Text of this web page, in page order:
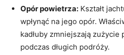
Opór powietrza: Kształt
wpłynąć na jego opór.
kadłuby zmniejszają
podczas długich podróży.